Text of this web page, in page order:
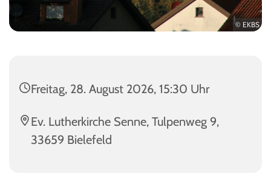
© EKBS
Freitag, 28. August 2026, 15:30 Uhr
Ev. Lutherkirche Senne, Tulpenweg 9,
33659 Bielefeld